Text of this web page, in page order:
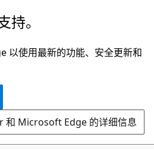
持。
以使用最新的功能、安全更新和
Microsoft Edge 的详细信息